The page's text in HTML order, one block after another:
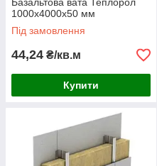
1000х4000х50 мм
Під замовлення
44,24 ₴/кв.м
Купити